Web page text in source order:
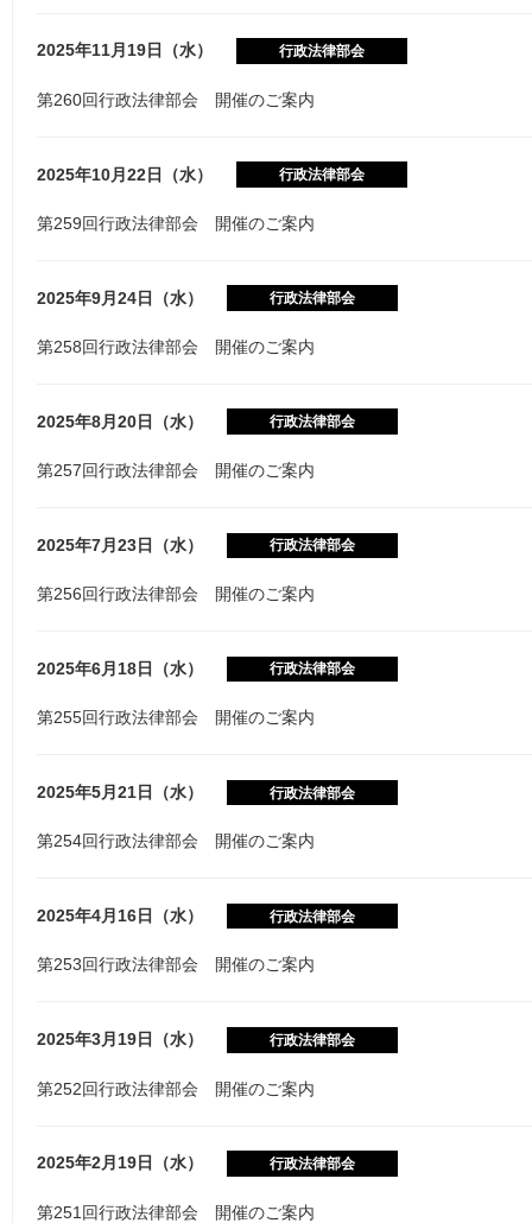
2025年11月19日（水） 行政法律部会
第260回行政法律部会 開催のご案内
2025年10月22日（水） 行政法律部会
第259回行政法律部会 開催のご案内
2025年9月24日（水） 行政法律部会
第258回行政法律部会 開催のご案内
2025年8月20日（水） 行政法律部会
第257回行政法律部会 開催のご案内
2025年7月23日（水） 行政法律部会
第256回行政法律部会 開催のご案内
2025年6月18日（水） 行政法律部会
第255回行政法律部会 開催のご案内
2025年5月21日（水） 行政法律部会
第254回行政法律部会 開催のご案内
2025年4月16日（水） 行政法律部会
第253回行政法律部会 開催のご案内
2025年3月19日（水） 行政法律部会
第252回行政法律部会 開催のご案内
2025年2月19日（水） 行政法律部会
第251回行政法律部会 開催のご案内